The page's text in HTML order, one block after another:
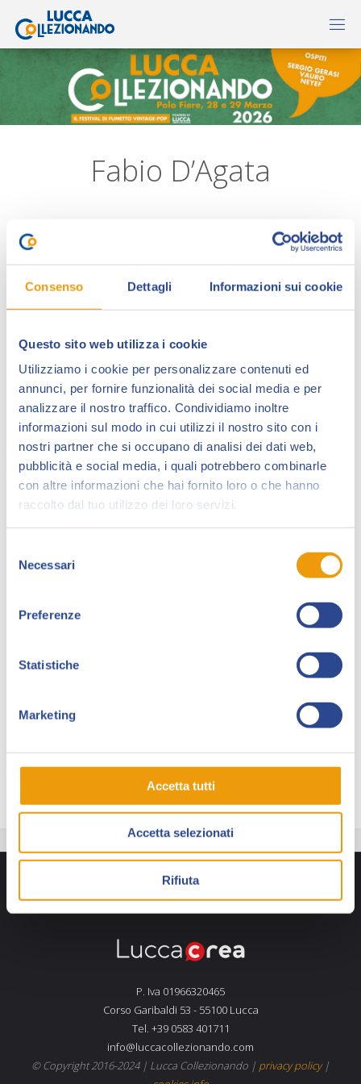
Consenso Dettagli Informazioni sui cookie
Questo sito web utilizza i cookie
Utilizziamo i cookie per personalizzare contenuti ed
annunci, per fornire funzionalità dei social media e per
analizzare il nostro traffico. Condividiamo inoltre
informazioni sul modo in cui utilizzi il nostro sito con i
nostri partner che si occupano di analisi dei dati web,
pubblicità e social media, i quali potrebbero combinarle
con altre informazioni che hai fornito loro o che hanno
raccolto dal tuo utilizzo dei loro servizi.
delNecessari
Preferenze
Statistiche
Marketing
Accetta tutti
Accetta selezionati
Rifiuta
Fabio D’Agata
fumetti all’età di 14 anni dopo che lo zio gli regala
“Tex” e un “Mister No”. Muove i primi passi come
autodidatta ma decide di iscriversi alla Scuola
Internazionale di Comics di Roma dove conoscePino
Rinaldiche gli insegna ad inchiostrare.
Nel 1996 pubblica 3 storie brevi per la neo casa
editriceFenix(alias BBD Press di Roma) che tentava
di competere con la Sergio Bonelli Editore e i suoi
Nel 1997 a Lucca Comics si propone ad Ade Capone
che lo inserisce subito dopo nello staff del neo nato
“Samuel Sand”
e subito dopo lo mette a lavoro su
Dopo un periodo durante cui D’Agata lascia il fumetto
entra in contatto con Gian Maria Contro, curatore
, il quale gli assegna subito
una sceneggiatura western su testi di Paolo Morales:
esordisce in casaBonellicon l’albo “Le Storie” n. 66.
P. Iva 01966320465
Corso Garibaldi 53 - 55100 Lucca
Tel. +39 0583 401711
info@luccacollezionando.com
© Copyright 2016-2024 | Lucca Collezionando | privacy policy|